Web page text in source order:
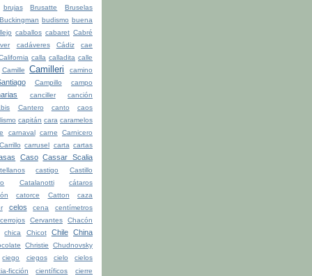
brujas Brusatte
Bruselas
Buckingman budismo buena
caballos cabaret Cabré
cadáveres Cádiz
cae
calla calladita calle
Camille
Camilleri camino
Campillo campo
canciller
canción
Cantero canto
caos
capitán cara caramelos
carnaval carne
Carnicero
carrusel carta cartas
Caso Cassar Scalia
castigo
Castillo
Catalanotti
cátaros
catorce Catton
caza
celos cena
centímetros
cerrojos
Cervantes
Chacón
chica
Chicot Chile China
Christie
Chudnovsky
ciego
ciegos cielo
cielos
ficción
científicos
cierre